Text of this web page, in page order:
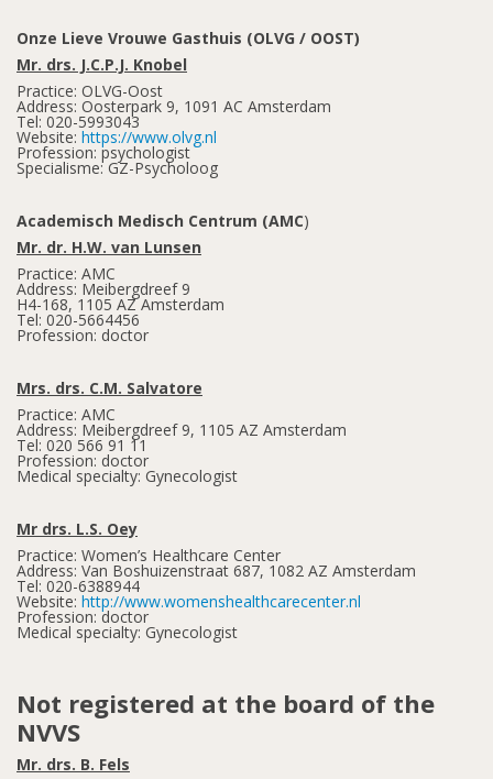
Onze Lieve Vrouwe Gasthuis (OLVG / OOST)
Mr. drs. J.C.P.J. Knobel
Practice: OLVG-Oost
Address: Oosterpark 9, 1091 AC Amsterdam
Tel: 020-5993043
Website: https://www.olvg.nl
Profession: psychologist
Specialisme: GZ-Psycholoog
Academisch Medisch Centrum (AMC)
Mr. dr. H.W. van Lunsen
Practice: AMC
Address: Meibergdreef 9
H4-168, 1105 AZ Amsterdam
Tel: 020-5664456
Profession: doctor
Mrs. drs. C.M. Salvatore
Practice: AMC
Address: Meibergdreef 9, 1105 AZ Amsterdam
Tel: 020 566 91 11
Profession: doctor
Medical specialty: Gynecologist
Mr drs. L.S. Oey
Practice: Women’s Healthcare Center
Address: Van Boshuizenstraat 687, 1082 AZ Amsterdam
Tel: 020-6388944
Website: http://www.womenshealthcarecenter.nl
Profession: doctor
Medical specialty: Gynecologist
Not registered at the board of the
NVVS
Mr. drs. B. Fels